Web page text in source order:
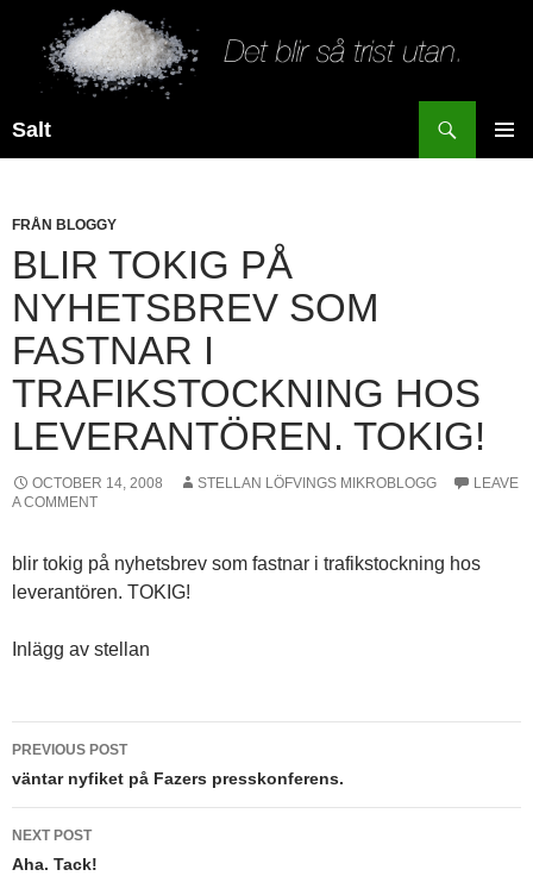
Salt
FRÅN BLOGGY
BLIR TOKIG PÅ
NYHETSBREV SOM
FASTNAR I
TRAFIKSTOCKNING HOS
LEVERANTÖREN. TOKIG!
OCTOBER 14, 2008 STELLAN LÖFVINGS MIKROBLOGG
LEAVE
A COMMENT
blir tokig på nyhetsbrev som fastnar i trafikstockning hos
leverantören. TOKIG!
Inlägg av stellan
Post
navigation
PREVIOUS POST
väntar nyfiket på Fazers presskonferens.
NEXT POST
Aha. Tack!